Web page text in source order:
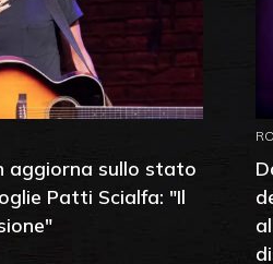
aggiorna sullo stato
Patti Scialfa: "Il